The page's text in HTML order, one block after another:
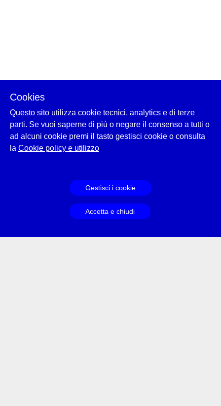
Cookies
Questo sito utilizza cookie tecnici, analytics e di terze
parti. Se vuoi saperne di più o negare il consenso a tutti o
ad alcuni cookie premi il tasto gestisci cookie o consulta
la Cookie policy e utilizzo
Gestisci i cookie
Accetta e chiudi